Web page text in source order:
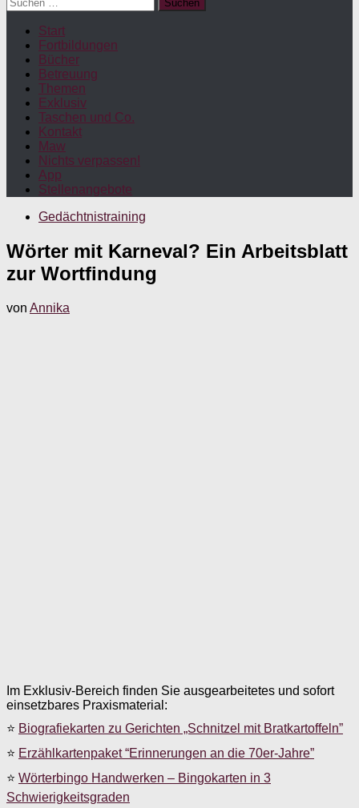
nach:
Start
Fortbildungen
Bücher
Betreuung
Themen
Exklusiv
Taschen und Co.
Kontakt
Maw
Nichts verpassen!
App
Stellenangebote
Gedächtnistraining
Wörter mit Karneval? Ein Arbeitsblatt
zur Wortfindung
von Annika
Im Exklusiv-Bereich finden Sie ausgearbeitetes und sofort
einsetzbares Praxismaterial:
⭐ Biografiekarten zu Gerichten „Schnitzel mit Bratkartoffeln”
⭐ Erzählkartenpaket “Erinnerungen an die 70er-Jahre”
⭐ Wörterbingo Handwerken – Bingokarten in 3
Schwierigkeitsgraden